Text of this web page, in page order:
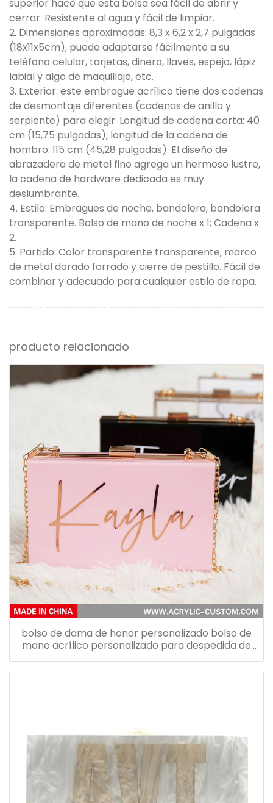
superior hace que esta bolsa sea fácil de abrir y
cerrar. Resistente al agua y fácil de limpiar.
2. Dimensiones aproximadas: 8,3 x 6,2 x 2,7 pulgadas
(18x11x5cm), puede adaptarse fácilmente a su
teléfono celular, tarjetas, dinero, llaves, espejo, lápiz
labial y algo de maquillaje, etc.
3. Exterior: este embrague acrílico tiene dos cadenas
de desmontaje diferentes (cadenas de anillo y
serpiente) para elegir. Longitud de cadena corta: 40
cm (15,75 pulgadas), longitud de la cadena de
hombro: 115 cm (45,28 pulgadas). El diseño de
abrazadera de metal fino agrega un hermoso lustre,
la cadena de hardware dedicada es muy
deslumbrante.
4. Estilo: Embragues de noche, bandolera, bandolera
transparente. Bolso de mano de noche x 1; Cadena x
2.
5. Partido: Color transparente transparente, marco
de metal dorado forrado y cierre de pestillo. Fácil de
combinar y adecuado para cualquier estilo de ropa.
producto relacionado
bolso de dama de honor personalizado bolso de
mano acrílico personalizado para despedida de
soltera